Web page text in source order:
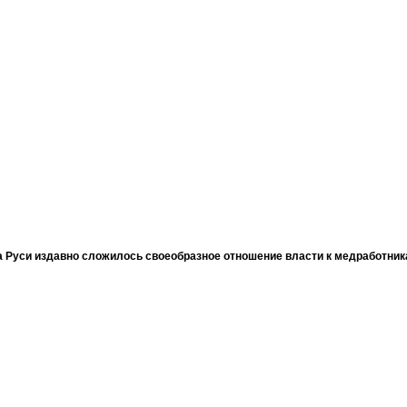
Руси издавно сложилось своеобразное отношение власти к